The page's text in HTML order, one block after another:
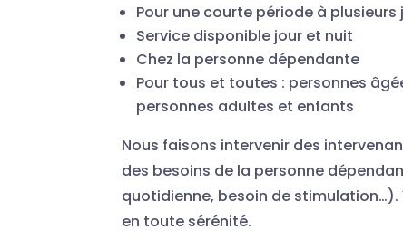
Pour une courte période à
Service disponible jour et nuit
Chez la personne dépendante
Pour tous et toutes : personnes
personnes adultes et enfants
Nous faisons intervenir des
des besoins de la personne
quotidienne, besoin de stimulation…).
en toute sérénité.